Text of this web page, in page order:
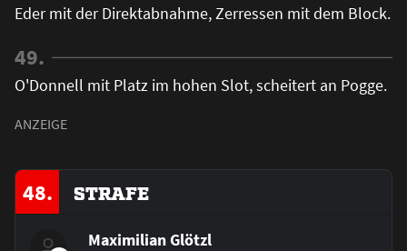
Eder mit der Direktabnahme, Zerressen mit dem Block.
49.
O'Donnell mit Platz im hohen Slot, scheitert an Pogge.
48. STRAFE
Maximilian Glötzl